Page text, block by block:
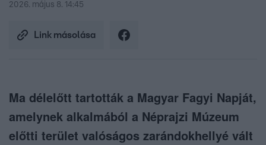
2026. május 8. 14:45
Link másolása
Ma délelőtt tartották a Magyar Fagyi Napját,
amelynek alkalmából a Néprajzi Múzeum
előtti terület valóságos zarándokhellyé vált